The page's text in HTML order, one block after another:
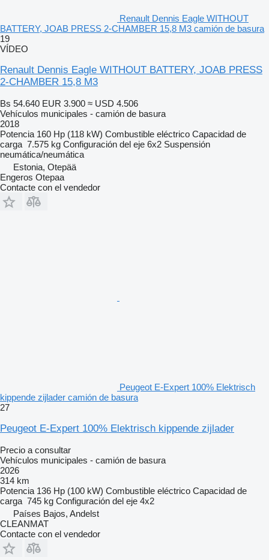
Renault Dennis Eagle WITHOUT
BATTERY, JOAB PRESS 2-CHAMBER 15,8 M3 camión de basura
19
VÍDEO
Renault Dennis Eagle WITHOUT BATTERY, JOAB PRESS
2-CHAMBER 15,8 M3
Bs 54.640 EUR 3.900 ≈ USD 4.506
Vehículos municipales - camión de basura
2018
Potencia 160 Hp (118 kW) Combustible eléctrico Capacidad de
carga 7.575 kg Configuración del eje 6x2 Suspensión
neumática/neumática
Estonia, Otepää
Engeros Otepaa
Contacte con el vendedor
Peugeot E-Expert 100% Elektrisch
kippende zijlader camión de basura
27
Peugeot E-Expert 100% Elektrisch kippende zijlader
Precio a consultar
Vehículos municipales - camión de basura
2026
314 km
Potencia 136 Hp (100 kW) Combustible eléctrico Capacidad de
carga 745 kg Configuración del eje 4x2
Países Bajos, Andelst
CLEANMAT
Contacte con el vendedor